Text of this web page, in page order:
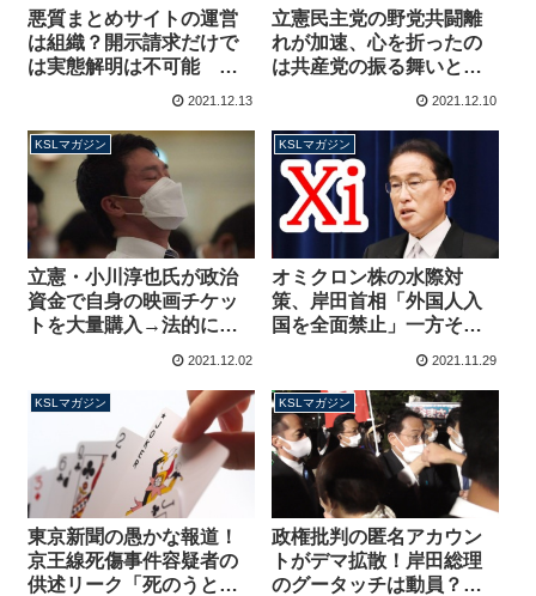
悪質まとめサイトの運営
は組織？開示請求だけで
は実態解明は不可能 フ
ロントのチンピラから送
【マガジン146号】
2021.12.13
立憲民主党の野党共闘離
れが加速、心を折ったの
は共産党の振る舞いと落
選議員の惨状【マガジン
2021.12.10
KSLマガジン
立憲・小川淳也氏が政治
資金で自身の映画チケッ
トを大量購入→法的に問
題無くても倫理的には問
題あり？【マガジン144
号】
2021.12.02
KSLマガジン
オミクロン株の水際対
策、岸田首相「外国人入
国を全面禁止」一方その
ころツイ民は「WHOガ
ー！」新変異株名称めぐ
り不毛な議論を展開中
【マガジン143号】
2021.11.29
KSLマガジン
東京新聞の愚かな報道！
京王線死傷事件容疑者の
供述リーク「死のうと思
KSLマガジン
政権批判の匿名アカウン
トがデマ拡散！岸田総理
のグータッチは動員？